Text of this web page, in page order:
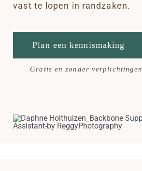
vast te lopen in randzaken.
Plan een kennismaking
Gratis en zonder verplichtingen